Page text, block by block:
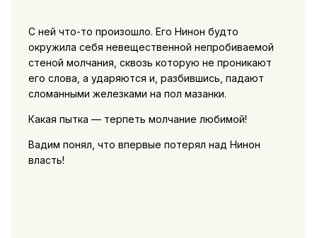
С ней что-то произошло. Его Нинон будто
окружила себя невещественной непробиваемой
стеной молчания, сквозь которую не проникают
его слова, а ударяются и, разбившись, падают
сломанными железками на пол мазанки.
Какая пытка — терпеть молчание любимой!
Вадим понял, что впервые потерял над Нинон
власть!